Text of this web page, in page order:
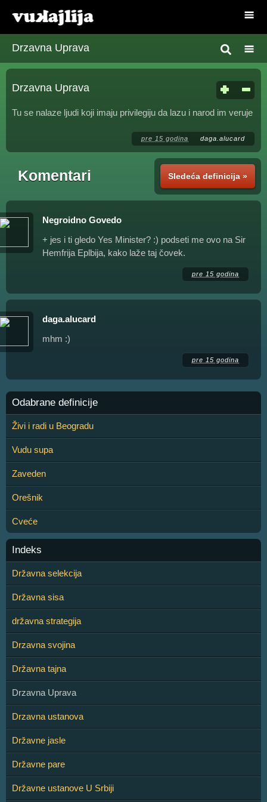
Drzavna Uprava
Drzavna Uprava
Tu se nalaze ljudi koji imaju privilegiju da lazu i narod im veruje
pre 15 godina daga.alucard
Sledeća definicija »
Komentari
Negroidno Govedo
+ jes i ti gledo Yes Minister? :) podseti me ovo na Sir
Hemfrija Eplbija, kako laže taj čovek.
pre 15 godina
daga.alucard
mhm :)
pre 15 godina
Odabrane definicije
Živi i radi u Beogradu
Vudu supa
Zaveden
Orešnik
Cveće
Indeks
Državna selekcija
Državna sisa
državna strategija
Drzavna svojina
Državna tajna
Drzavna Uprava
Drzavna ustanova
Državne jasle
Državne pare
Državne ustanove U Srbiji